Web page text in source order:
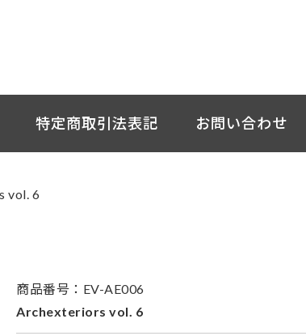
特定商取引法表記 お問い合わせ
vol. 6
商品番号：EV-AE006
Archexteriors vol. 6